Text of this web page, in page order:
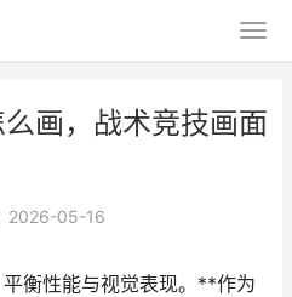
画，战术竞技画面
2026-05-16
衡性能与视觉表现。**作为